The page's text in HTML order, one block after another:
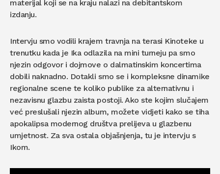
materijal koji se na kraju nalazi na debitantskom
izdanju.
Intervju smo vodili krajem travnja na terasi Kinoteke u
trenutku kada je Ika odlazila na mini turneju pa smo
njezin odgovor i dojmove o dalmatinskim koncertima
dobili naknadno. Dotakli smo se i kompleksne dinamike
regionalne scene te koliko publike za alternativnu i
nezavisnu glazbu zaista postoji. Ako ste kojim slučajem
već preslušali njezin album, možete vidjeti kako se tiha
apokalipsa modernog društva prelijeva u glazbenu
umjetnost. Za sva ostala objašnjenja, tu je intervju s
Ikom.